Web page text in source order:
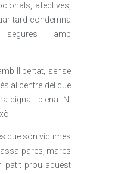
afectives,
tard condemna
amb
llibertat, sense
al centre del que
digna i plena. Ni
que són víctimes
pares, mares
patit prou aquest